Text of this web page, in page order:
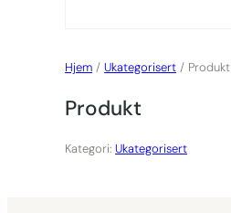
Hjem /Ukategorisert / Produkt
Produkt
Kategori:Ukategorisert